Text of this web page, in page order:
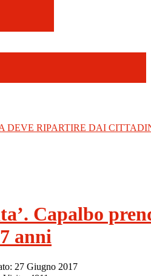
DEVE RIPARTIRE DAI
Capalbo
anni
27 Giugno 2017